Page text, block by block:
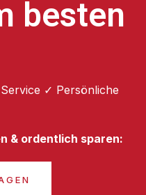
besten
✓ Persönliche
& ordentlich sparen: